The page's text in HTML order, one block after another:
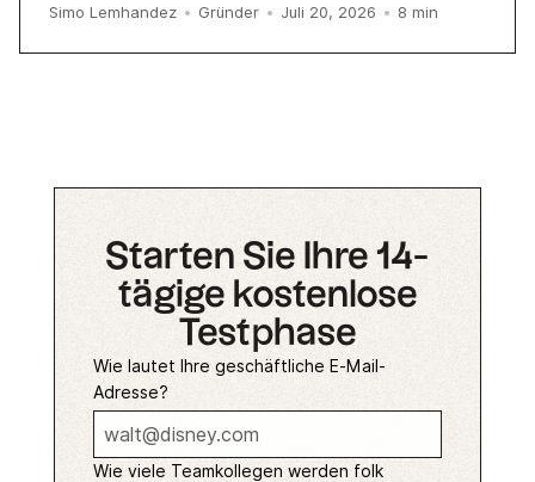
Simo Lemhandez • Gründer • Juli 20, 2026 • 8 min
Starten Sie Ihre 14-
tägige kostenlose
Testphase
Wie lautet Ihre geschäftliche E-Mail-
Adresse?
Wie viele Teamkollegen werden folk